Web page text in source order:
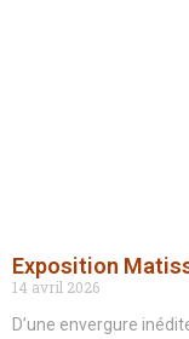
Exposition
14 avril 2026
D’une envergure